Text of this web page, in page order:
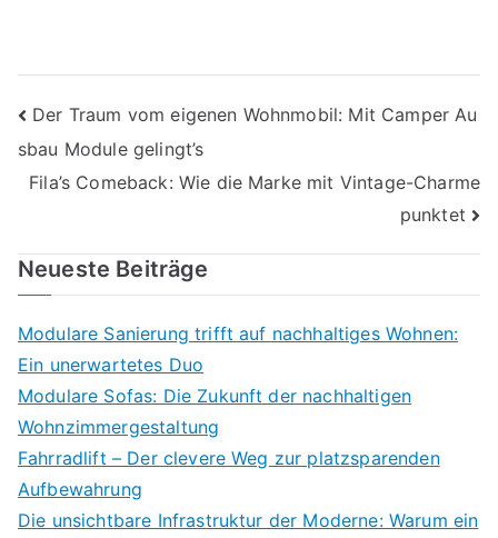
Beitragsnavigation
Der Traum vom eigenen Wohnmobil: Mit Camper Au
sbau Module gelingt’s
Fila’s Comeback: Wie die Marke mit Vintage-Charme
punktet
Neueste Beiträge
Modulare Sanierung trifft auf nachhaltiges Wohnen:
Ein unerwartetes Duo
Modulare Sofas: Die Zukunft der nachhaltigen
Wohnzimmergestaltung
Fahrradlift – Der clevere Weg zur platzsparenden
Aufbewahrung
Die unsichtbare Infrastruktur der Moderne: Warum ein